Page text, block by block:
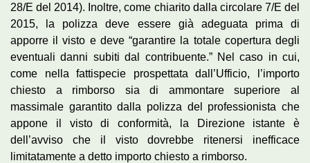
28/E del 2014). Inoltre, come chiarito dalla circolare 7/E del
2015, la polizza deve essere già adeguata prima di
apporre il visto e deve “garantire la totale copertura degli
eventuali danni subiti dal contribuente.” Nel caso in cui,
come nella fattispecie prospettata dall’Ufficio, l’importo
chiesto a rimborso sia di ammontare superiore al
massimale garantito dalla polizza del professionista che
appone il visto di conformità, la Direzione istante è
dell’avviso che il visto dovrebbe ritenersi inefficace
limitatamente a detto importo chiesto a rimborso.